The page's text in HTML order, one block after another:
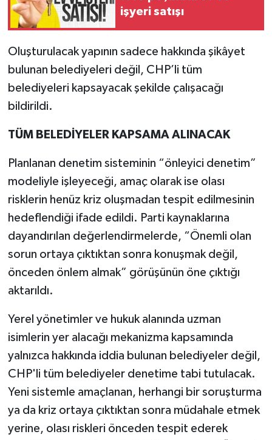
işyeri satışı
Oluşturulacak yapının sadece hakkında şikâyet
bulunan belediyeleri değil, CHP’li tüm
belediyeleri kapsayacak şekilde çalışacağı
bildirildi.
TÜM BELEDİYELER KAPSAMA ALINACAK
Planlanan denetim sisteminin “önleyici denetim”
modeliyle işleyeceği, amaç olarak ise olası
risklerin henüz kriz oluşmadan tespit edilmesinin
hedeflendiği ifade edildi. Parti kaynaklarına
dayandırılan değerlendirmelerde, “Önemli olan
sorun ortaya çıktıktan sonra konuşmak değil,
önceden önlem almak” görüşünün öne çıktığı
aktarıldı.
Yerel yönetimler ve hukuk alanında uzman
isimlerin yer alacağı mekanizma kapsamında
yalnızca hakkında iddia bulunan belediyeler değil,
CHP'li tüm belediyeler denetime tabi tutulacak.
Yeni sistemle amaçlanan, herhangi bir soruşturma
ya da kriz ortaya çıktıktan sonra müdahale etmek
yerine, olası riskleri önceden tespit ederek